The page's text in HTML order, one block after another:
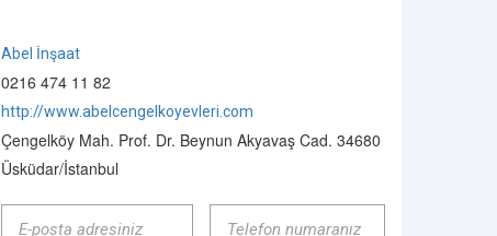
Abel İnşaat
0216 474 11 82
http://www.abelcengelkoyevleri.com
Çengelköy Mah. Prof. Dr. Beynun Akyavaş Cad. 34680
Üsküdar/İstanbul